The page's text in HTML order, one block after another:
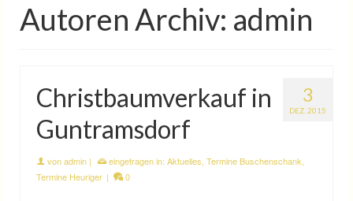
Autoren Archiv: admin
3
DEZ. 2015
Christbaumverkauf in
Guntramsdorf
vonadmin | eingetragen in: Aktuelles Termine Buschenschank
Termine Heuriger | 0